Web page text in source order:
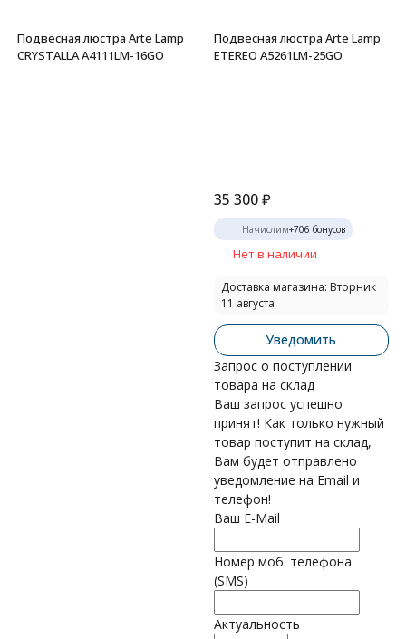
Подвесная люстра Arte Lamp
CRYSTALLA A4111LM-16GO
Подвесная люстра Arte Lamp
ETEREO A5261LM-25GO
35 300 ₽
Начислим+706 бонусов
Нет в наличии
Доставка магазина: Вторник
11 августа
Уведомить
Запрос о поступлении
товара на склад
Ваш запрос успешно
принят! Как только нужный
товар поступит на склад,
Вам будет отправлено
уведомление на Email и
телефон!
Ваш E-Mail
Номер моб. телефона
(SMS)
Актуальность